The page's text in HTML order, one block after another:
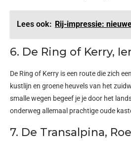
Lees ook: Rij-impressie:
6. De Ring of Kerry,
De Ring of Kerry is een route die zich
kustlijn en groene heuvels van het
smalle wegen begeef je je door het
onderweg allemaal prachtige oude
7. De Transalpina,